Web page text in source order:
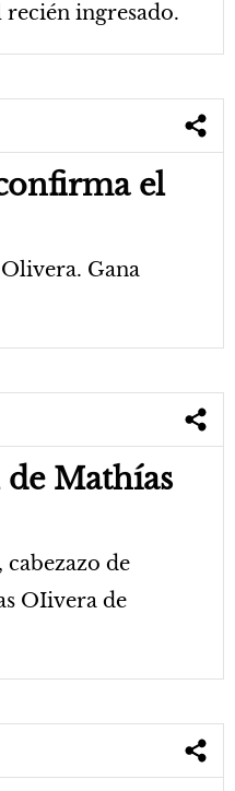
recién ingresado.
el
Gana
Mathías
de
OIivera de